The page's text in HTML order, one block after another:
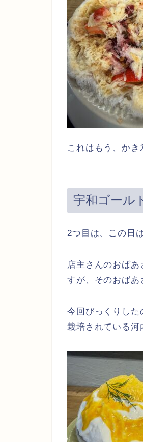
これはもう、かき
宇和ゴール
2つ目は、この日
店主さんのおば
すが、そのおばあ
今回びっくりした
栽培されている河